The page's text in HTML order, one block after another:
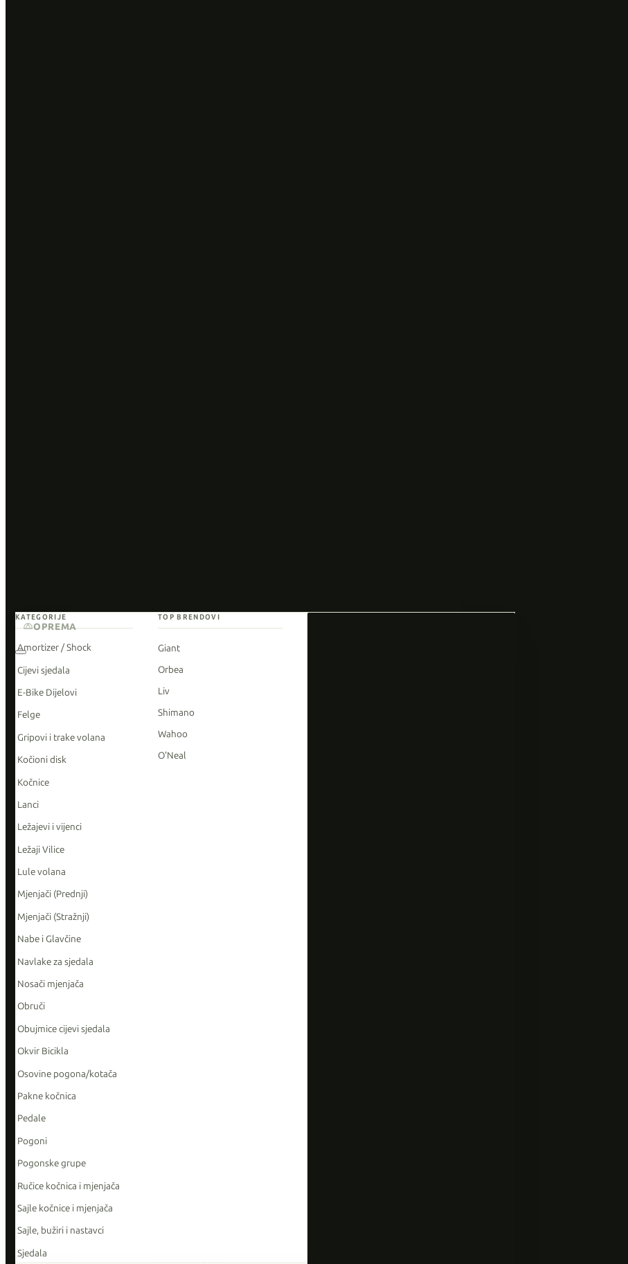
KATEGORIJE
Amortizer / Shock
Cijevi sjedala
E-Bike Dijelovi
Felge
Gripovi i trake volana
Kočioni disk
Kočnice
Lanci
Ležajevi i vijenci
Ležaji Vilice
Lule volana
Mjenjači (Prednji)
Mjenjači (Stražnji)
Nabe i Glavčine
Navlake za sjedala
Nosači mjenjača
Obruči
Obujmice cijevi sjedala
Okvir Bicikla
Osovine pogona/kotača
Pakne kočnica
Pedale
Pogoni
Pogonske grupe
Ručice kočnica i mjenjača
Sajle kočnice i mjenjača
Sajle, bužiri i nastavci
Sjedala
TOP BRENDOVI
Giant
Orbea
Liv
Shimano
Wahoo
O'Neal
OPREMA